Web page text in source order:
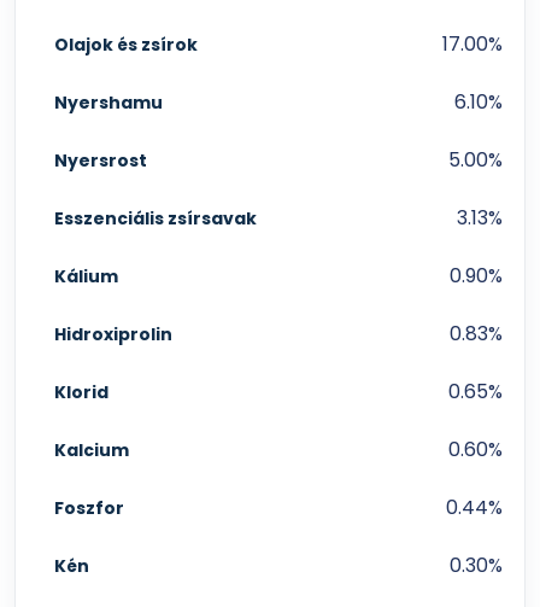
Olajok és zsírok 17.00%
Nyershamu 6.10%
Nyersrost 5.00%
Esszenciális zsírsavak 3.13%
Kálium 0.90%
Hidroxiprolin 0.83%
Klorid 0.65%
Kalcium 0.60%
Foszfor 0.44%
Kén 0.30%